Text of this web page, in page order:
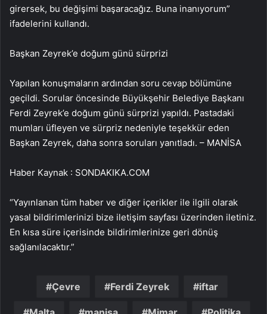
girersek, bu değişimi başaracağız. Buna inanıyorum”
ifadelerini kullandı.
Başkan Zeyrek’e doğum günü sürprizi
Yapılan konuşmaların ardından soru cevap bölümüne
geçildi. Sorular öncesinde Büyükşehir Belediye Başkanı
Ferdi Zeyrek’e doğum günü sürprizi yapıldı. Pastadaki
mumları üfleyen ve sürpriz nedeniyle teşekkür eden
Başkan Zeyrek, daha sonra soruları yanıtladı. – MANİSA
Haber Kaynak : SONDAKIKA.COM
“Yayınlanan tüm haber ve diğer içerikler ile ilgili olarak
yasal bildirimlerinizi bize iletişim sayfası üzerinden iletiniz.
En kısa süre içerisinde bildirimlerinize geri dönüş
sağlanılacaktır.”
Çevre Ferdi Zeyrek iftar